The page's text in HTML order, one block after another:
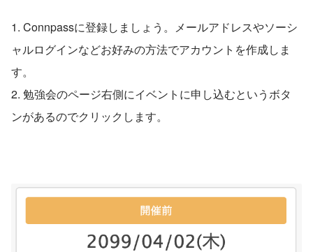
1. Connpassに登録しましょう。メールアドレスやソーシ
ャルログインなどお好みの方法でアカウントを作成しま
す。
2. 勉強会のページ右側にイベントに申し込むというボタ
ンがあるのでクリックします。